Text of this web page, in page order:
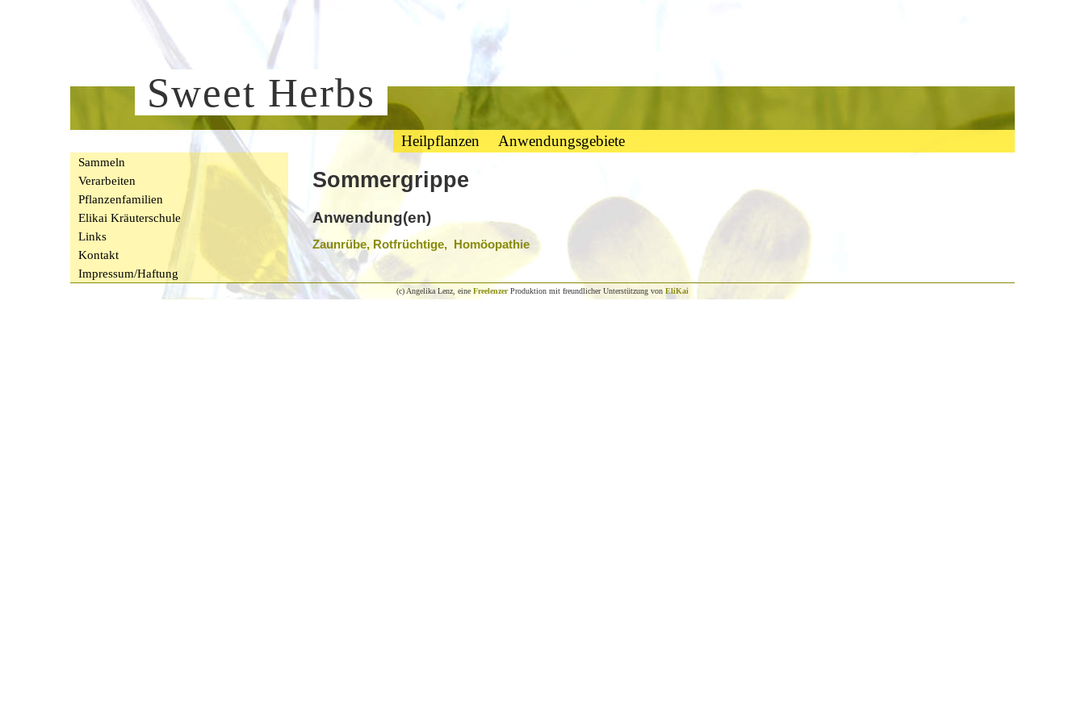
Sweet Herbs
Heilpflanzen Anwendungsgebiete
Sammeln
Verarbeiten
Pflanzenfamilien
Elikai Kräuterschule
Links
Kontakt
Impressum/Haftung
Sommergrippe
Anwendung(en)
Zaunrübe, Rotfrüchtige, Homöopathie
(c) Angelika Lenz, eine FreelenzerProduktion mit freundlicher Unterstützung von EliKai